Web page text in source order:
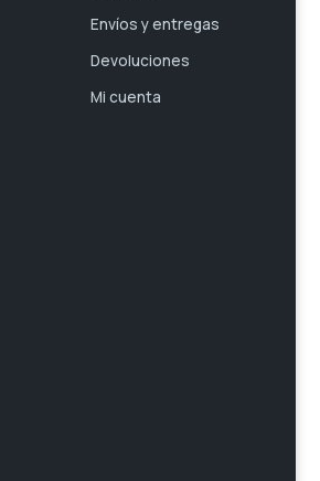
Envíos y entregas
Devoluciones
Mi cuenta